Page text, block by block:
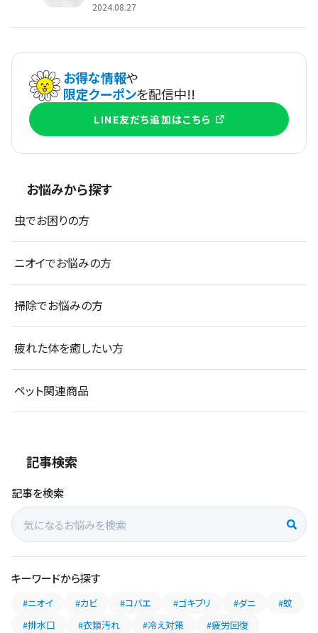
2024.08.27
お得な情報や
限定クーポンを配信中!!
LINE友だち追加はこちら
お悩みから探す
虫でお困りの方
ニオイでお悩みの方
掃除でお悩みの方
疲れた体を癒したい方
ペット関連商品
記事検索
記事を検索
キーワードから探す
#ニオイ #カビ #コバエ #ゴキブリ #ダニ
#蚊
#排水口
#衣類汚れ #冷え対策
#疲労回復